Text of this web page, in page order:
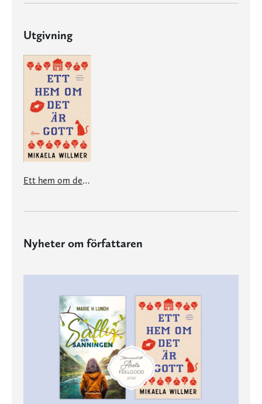
Utgivning
Ett hem om det är gott
Nyheter om författaren